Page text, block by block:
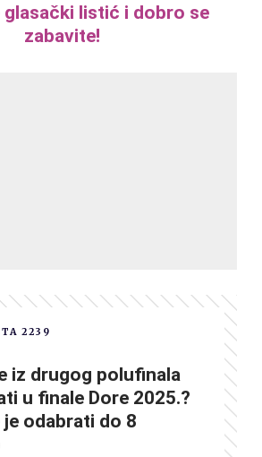
glasački listić i dobro se
zabavite!
2239
iz drugog polufinala
u finale Dore 2025.?
odabrati do 8